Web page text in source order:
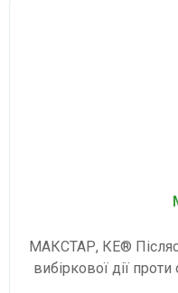
МАКСТАР, КЕ®
вибіркової дії